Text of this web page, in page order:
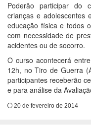
Poderão participar do
crianças e adolescentes
educação física e todos
com necessidade de
acidentes ou de socorro.
O curso acontecerá
12h, no Tiro de Guerra
participantes receberão
e para análise da
20 de fevereiro de 2014